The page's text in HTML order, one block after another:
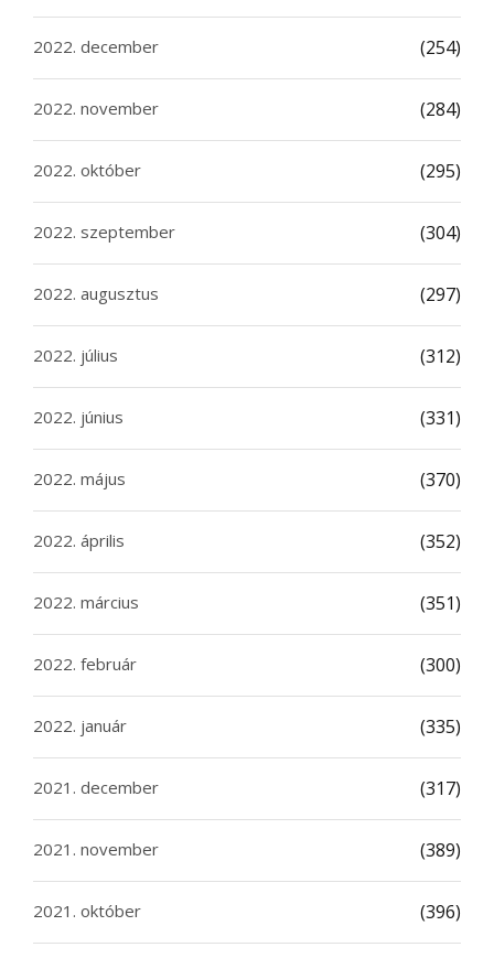
2022. december (254)
2022. november (284)
2022. október (295)
2022. szeptember (304)
2022. augusztus (297)
2022. július (312)
2022. június (331)
2022. május (370)
2022. április (352)
2022. március (351)
2022. február (300)
2022. január (335)
2021. december (317)
2021. november (389)
2021. október (396)